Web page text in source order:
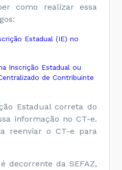
como realizar essa
Estadual (IE) no
Inscrição Estadual ou
de Contribuinte
Estadual correta do
informação no CT-e.
reenviar o CT-e para
decorrente da SEFAZ,